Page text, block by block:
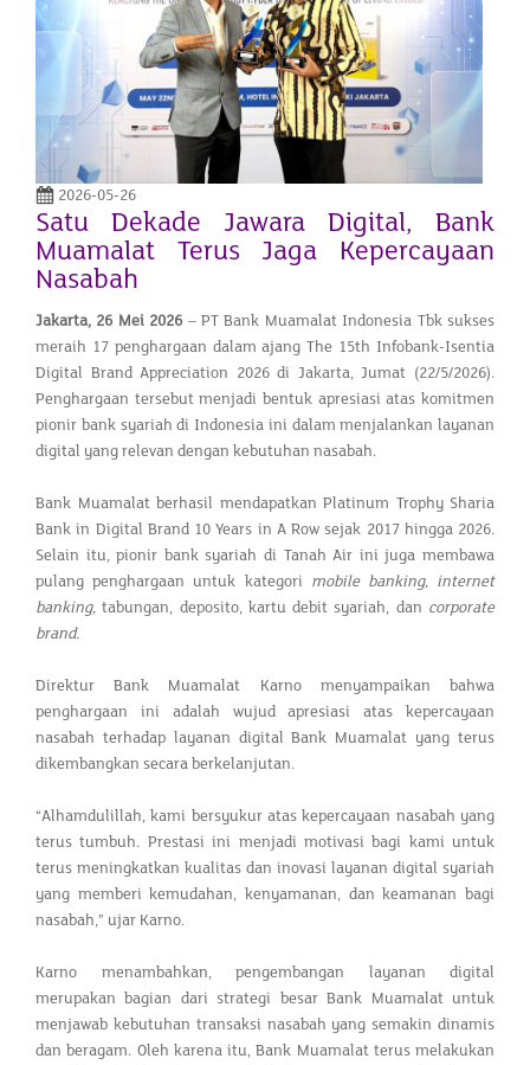
2026-05-26
Satu Dekade Jawara Digital, Bank
Muamalat Terus Jaga Kepercayaan
Nasabah
Jakarta, 26 Mei 2026 – PT Bank Muamalat Indonesia Tbk sukses
meraih 17 penghargaan dalam ajang The 15th Infobank-Isentia
Digital Brand Appreciation 2026 di Jakarta, Jumat (22/5/2026).
Penghargaan tersebut menjadi bentuk apresiasi atas komitmen
pionir bank syariah di Indonesia ini dalam menjalankan layanan
digital yang relevan dengan kebutuhan nasabah.
Bank Muamalat berhasil mendapatkan Platinum Trophy Sharia
Bank in Digital Brand 10 Years in A Row sejak 2017 hingga 2026.
Selain itu, pionir bank syariah di Tanah Air ini juga membawa
pulang penghargaan untuk kategori mobile banking, internet
banking, tabungan, deposito, kartu debit syariah, dan corporate
brand.
Direktur Bank Muamalat Karno menyampaikan bahwa
penghargaan ini adalah wujud apresiasi atas kepercayaan
nasabah terhadap layanan digital Bank Muamalat yang terus
dikembangkan secara berkelanjutan.
“Alhamdulillah, kami bersyukur atas kepercayaan nasabah yang
terus tumbuh. Prestasi ini menjadi motivasi bagi kami untuk
terus meningkatkan kualitas dan inovasi layanan digital syariah
yang memberi kemudahan, kenyamanan, dan keamanan bagi
nasabah,” ujar Karno.
Karno menambahkan, pengembangan layanan digital
merupakan bagian dari strategi besar Bank Muamalat untuk
menjawab kebutuhan transaksi nasabah yang semakin dinamis
dan beragam. Oleh karena itu, Bank Muamalat terus melakukan